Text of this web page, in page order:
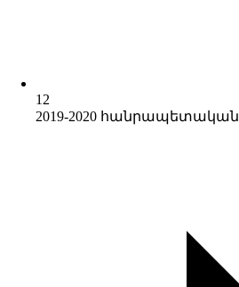
12
2019-2020 հանրապետական